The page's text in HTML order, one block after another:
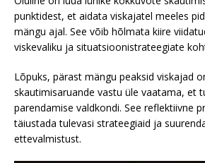
punktidest, et aidata viskajatel meeles
mängu ajal. See võib hõlmata kiire
viskevaliku ja situatsioonistrateegiate
Lõpuks, pärast mängu peaksid viskajad
skautimisaruande vastu üle vaatama, et
parendamise valdkondi. See reflektiivne
täiustada tulevasi strateegiaid ja
ettevalmistust.